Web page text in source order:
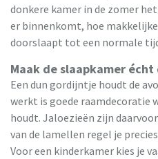
donkere kamer in de zomer
er binnenkomt, hoe
doorslaapt tot een normale
Maak de slaapkamer écht
Een dun gordijntje houdt de
werkt is goede raamdecoratie
houdt. Jaloezieën zijn
van de lamellen regel je
Voor een kinderkamer kies je